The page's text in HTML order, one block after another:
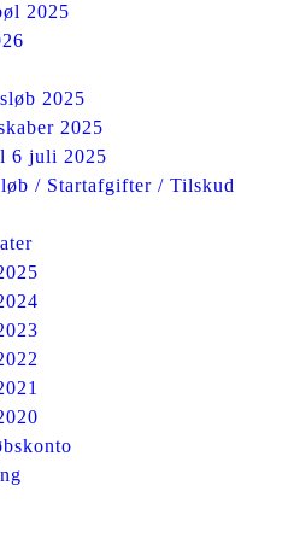
2025
2025
2025
6 juli 2025
/ Startafgifter / Tilskud